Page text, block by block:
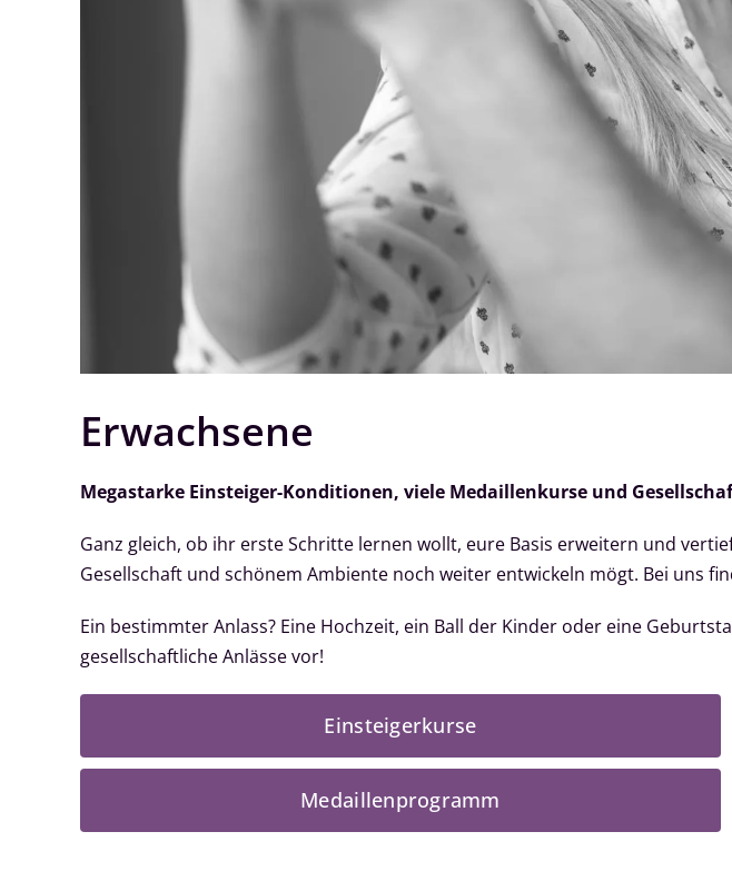
Erwachsene
Megastarke Einsteiger-Konditionen, viele Medaillenkurse und
Ganz gleich, ob ihr erste Schritte lernen wollt, eure Basis erweitern und
Gesellschaft und schönem Ambiente noch weiter entwickeln mögt. Bei uns
Ein bestimmter Anlass? Eine Hochzeit, ein Ball der Kinder oder eine
gesellschaftliche Anlässe vor!
Einsteigerkurse
Medaillenprogramm